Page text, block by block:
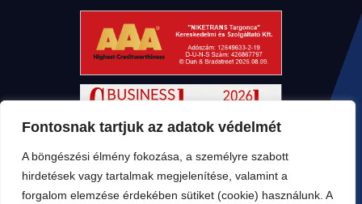
Fontosnak tartjuk az adatok védelmét
A böngészési élmény fokozása, a személyre szabott
hirdetések vagy tartalmak megjelenítése, valamint a
forgalom elemzése érdekében sütiket (cookie) használunk. A